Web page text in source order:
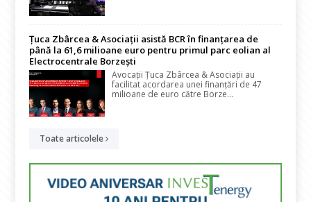
Țuca Zbârcea & Asociații asistă BCR în finanțarea de
până la 61,6 milioane euro pentru primul parc eolian al
Electrocentrale Borzești
Avocații Țuca Zbârcea & Asociații au
facilitat acordarea unei finanțări de 47
milioane de euro către Borze...
Toate articolele